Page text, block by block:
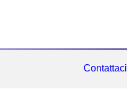
Contattaci